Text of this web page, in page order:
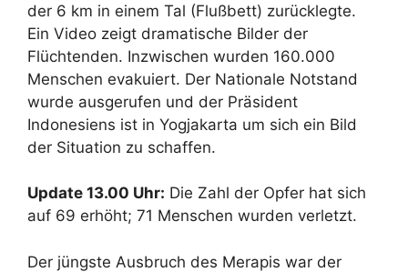
der 6 km in einem Tal (Flußbett) zurücklegte.
Ein Video zeigt dramatische Bilder der
Flüchtenden. Inzwischen wurden 160.000
Menschen evakuiert. Der Nationale Notstand
wurde ausgerufen und der Präsident
Indonesiens ist in Yogjakarta um sich ein Bild
der Situation zu schaffen.
Update 13.00 Uhr: Die Zahl der Opfer hat sich
auf 69 erhöht; 71 Menschen wurden verletzt.
Der jüngste Ausbruch des Merapis war der